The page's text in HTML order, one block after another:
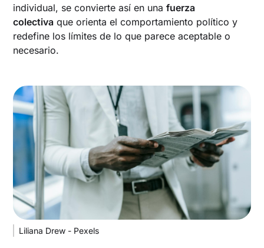
individual, se convierte así en unafuerza
colectiva que orienta el comportamiento político y
redefine los límites de lo que parece aceptable o
necesario.
Liliana Drew - Pexels